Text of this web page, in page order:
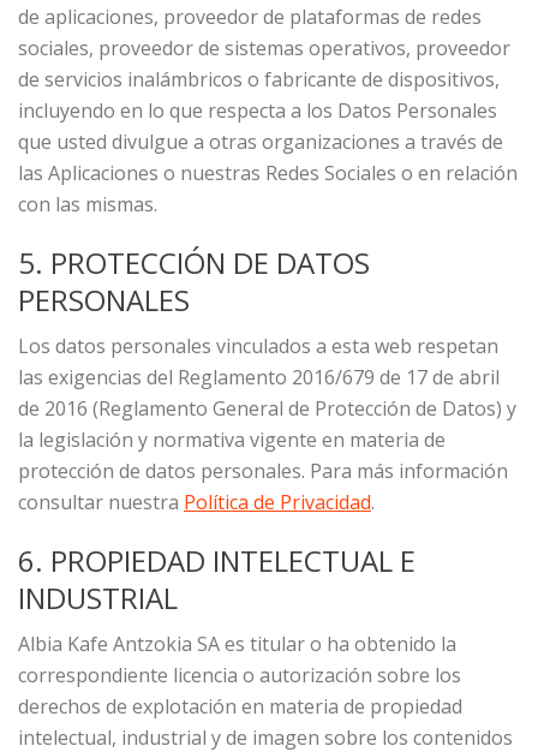
de aplicaciones, proveedor de plataformas de redes
sociales, proveedor de sistemas operativos, proveedor
de servicios inalámbricos o fabricante de dispositivos,
incluyendo en lo que respecta a los Datos Personales
que usted divulgue a otras organizaciones a través de
las Aplicaciones o nuestras Redes Sociales o en relación
con las mismas.
5. PROTECCIÓN DE DATOS
PERSONALES
Los datos personales vinculados a esta web respetan
las exigencias del Reglamento 2016/679 de 17 de abril
de 2016 (Reglamento General de Protección de Datos) y
la legislación y normativa vigente en materia de
protección de datos personales. Para más información
consultar nuestra Política de Privacidad.
6. PROPIEDAD INTELECTUAL E
INDUSTRIAL
Albia Kafe Antzokia SA es titular o ha obtenido la
correspondiente licencia o autorización sobre los
derechos de explotación en materia de propiedad
intelectual, industrial y de imagen sobre los contenidos